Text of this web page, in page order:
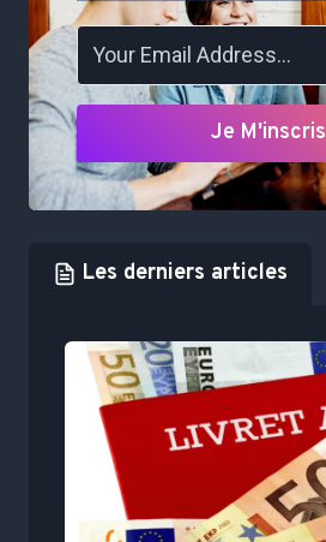
Je M'inscris
Les derniers articles